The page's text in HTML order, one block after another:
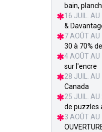
bain,
16 JUIL.
&
7 AOÛT AU
30 à 70%
4 AOÛT AU
sur l'encre
28 JUIL.
Canada
25 JUIL.
de puzzles
3 AOÛT AU